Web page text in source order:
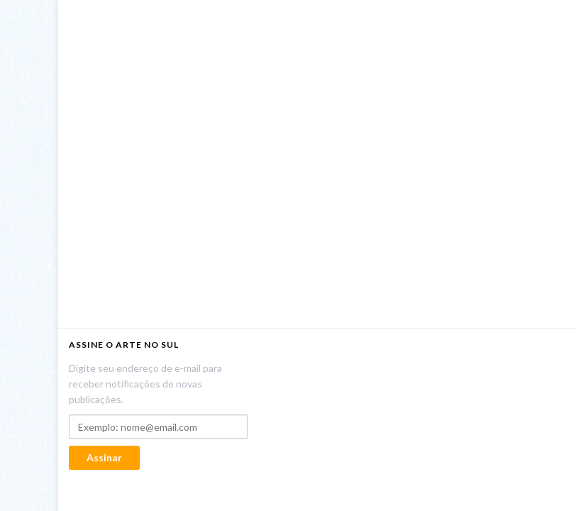
ASSINE O ARTE NO SUL
Digite seu endereço de e-mail para
receber notificações de novas
publicações.
Exemplo: nome@email.com
Assinar